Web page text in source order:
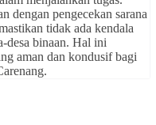
dengan pengecekan sarana
tidak ada kendala
desa binaan. Hal ini
aman dan kondusif bagi